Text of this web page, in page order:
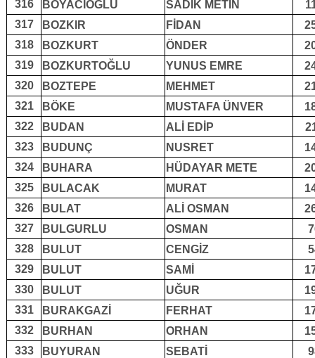
316 BOYACIOĞLU SADIK METİN
317
BOZKIR FİDAN
318
BOZKURT ÖNDER
319
BOZKURTOĞLU YUNUS EMRE
320
BOZTEPE MEHMET
321
BÖKE MUSTAFA ÜNVER
322
BUDAN ALİ EDİP
323
BUDUNÇ NUSRET
324
BUHARA HÜDAYAR METE
325
BULACAK MURAT
326
BULAT ALİ OSMAN
327
BULGURLU OSMAN
328
BULUT CENGİZ
329
BULUT SAMİ
330
BULUT UĞUR
331
BURAKGAZİ FERHAT
332
BURHAN ORHAN
333
BUYURAN SEBATİ